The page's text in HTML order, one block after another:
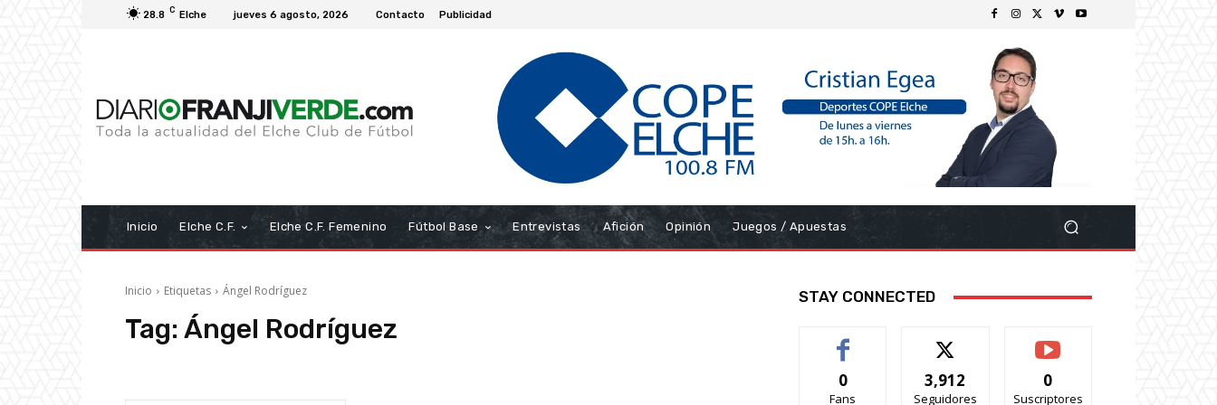
28.8 C Elche jueves 6 agosto, 2026 Contacto Publicidad
Inicio Elche C.F. Elche C.F. Femenino Fútbol Base Entrevistas Afición Opinión Juegos / Apuestas
Inicio Etiquetas Ángel Rodríguez
Tag: Ángel Rodríguez
STAY CONNECTED
0
Fans
3,912
Seguidores
0
Suscriptores